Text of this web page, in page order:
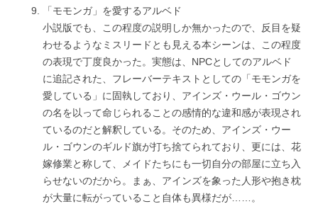
「モモンガ」を愛するアルベド
小説版でも、この程度の説明しか無かったので、反目を疑
わせるようなミスリードとも見える本シーンは、この程度
の表現で丁度良かった。実態は、NPCとしてのアルベド
に追記された、フレーバーテキストとしての「モモンガを
愛している」に固執しており、アインズ・ウール・ゴウン
の名を以って命じられることの感情的な違和感が表現され
ているのだと解釈している。そのため、アインズ・ウー
ル・ゴウンのギルド旗が打ち捨てられており、更には、花
嫁修業と称して、メイドたちにも一切自分の部屋に立ち入
らせないのだから。まぁ、アインズを象った人形や抱き枕
が大量に転がっていること自体も異様だが……。